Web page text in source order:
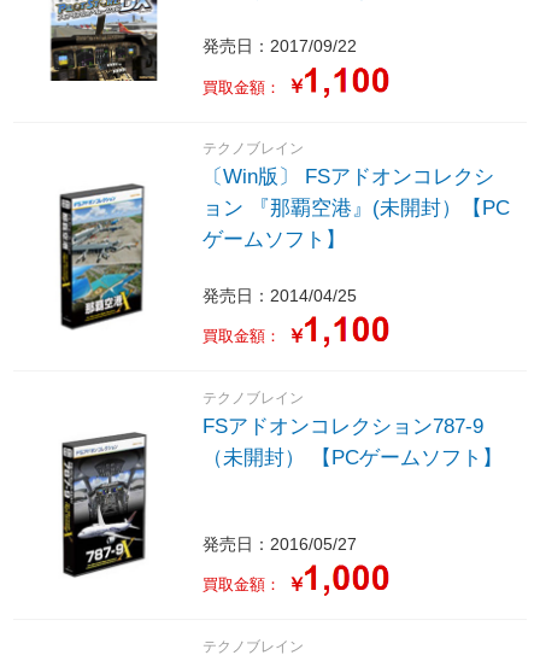
発売日：2017/09/22
買取金額： ￥
テクノブレイン
〔Win版〕 FSアドオンコレクシ
ョン 『那覇空港』(未開封）【PC
ゲームソフト】
発売日：2014/04/25
買取金額： ￥
テクノブレイン
FSアドオンコレクション787-9
（未開封） 【PCゲームソフト】
発売日：2016/05/27
買取金額： ￥
テクノブレイン